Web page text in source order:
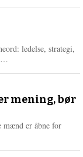
ledelse, strategi,
e mening, bør
mænd er åbne for